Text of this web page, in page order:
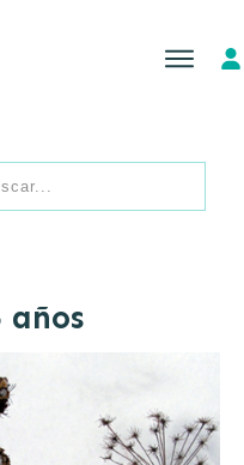
años